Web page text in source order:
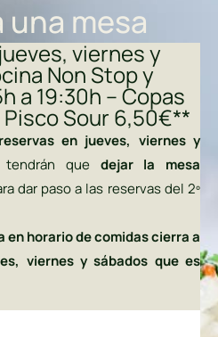
una mesa
viernes y
Non Stop y
a 19:30h – Copas
Sour 6,50€**
reservas en jueves, viernes y
tendrán que dejar la mesa
dar paso a las reservas del 2º
en horario de comidas cierra a
viernes y sábados que es